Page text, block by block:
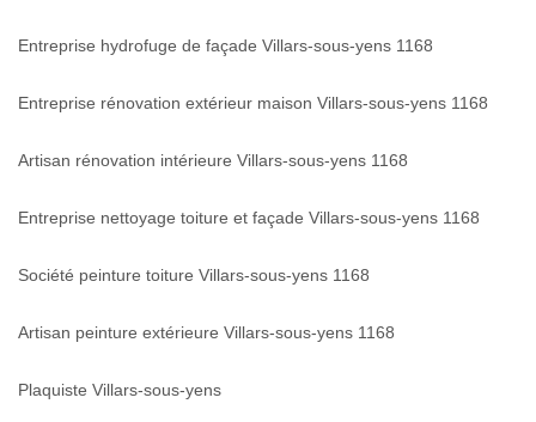
Entreprise hydrofuge de façade Villars-sous-yens 1168
Entreprise rénovation extérieur maison Villars-sous-yens 1168
Artisan rénovation intérieure Villars-sous-yens 1168
Entreprise nettoyage toiture et façade Villars-sous-yens 1168
Société peinture toiture Villars-sous-yens 1168
Artisan peinture extérieure Villars-sous-yens 1168
Plaquiste Villars-sous-yens